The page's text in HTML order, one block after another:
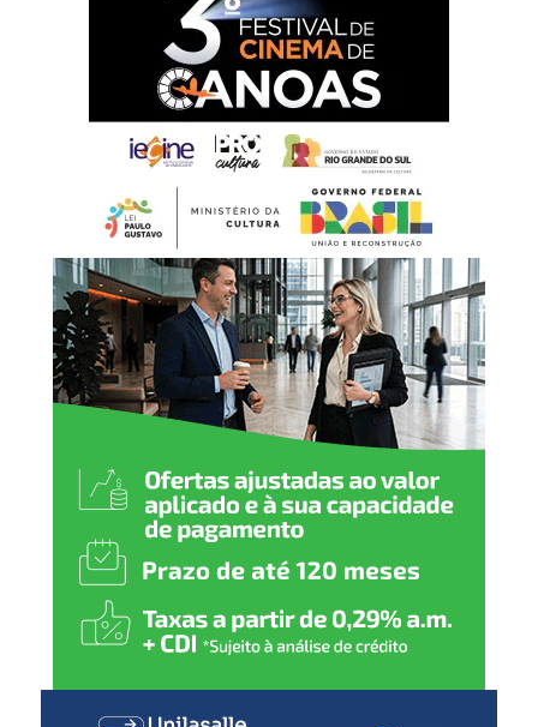
“Desenvolvemos um
trabalho contínuo ao longo
da semana com as atletas
que atualmente integram a
elite esportiva e competem
em nível estadual. É uma
grande satisfação sediar
este campeonato e
consolidar Canoas como
uma verdadeira referência
no esporte”, destaca o
secretário municipal de
Esporte e Lazer, Luciano de
Oliveira.